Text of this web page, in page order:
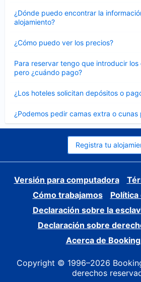
¿Dónde puedo encontrar la
alojamiento?
cerrado
¿Cómo puedo ver los precios?
cerrado
Para reservar tengo que introducir
pero ¿cuándo pago?
cerrado
¿Los hoteles solicitan depósitos o
cerrado
¿Podemos pedir camas extra o cunas
cerrado
Registra tu
Versión para computadora
Cómo trabajamos
Declaración sobre la
Declaración sobre
Acerca de
Copyright © 1996–2026
derechos